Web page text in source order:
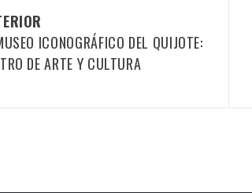
ICONOGRÁFICO DEL QUIJOTE:
DE ARTE Y CULTURA